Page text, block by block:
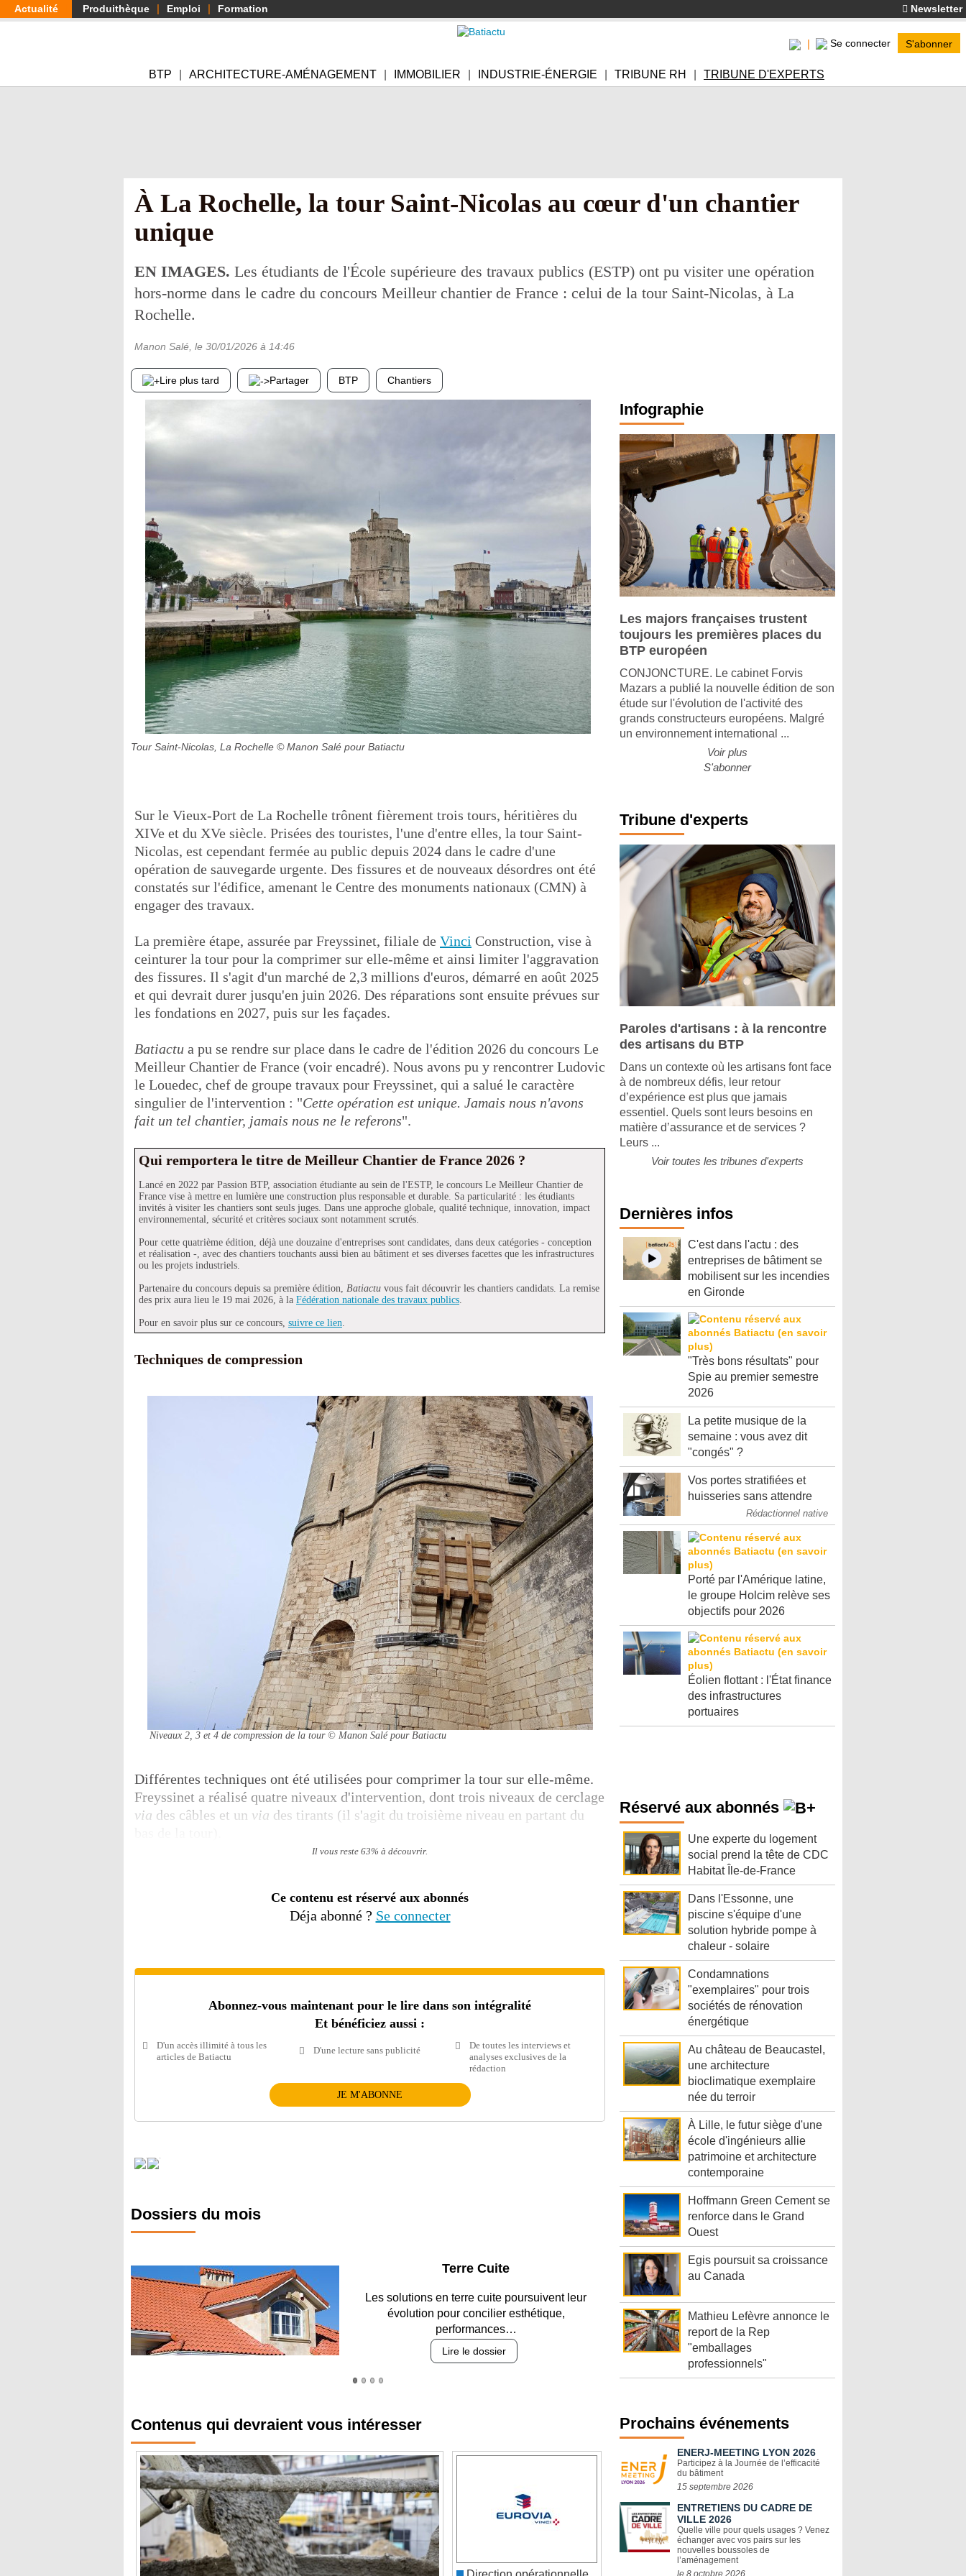
Aller
au
Actualité Produithèque Emploi Formation Newsletter
Se connecter S'abonner
BTP ARCHITECTURE-AMÉNAGEMENT IMMOBILIER INDUSTRIE-ÉNERGIE TRIBUNE RH TRIBUNE D'EXPERTS
À La Rochelle, la tour Saint-Nicolas au cœur d'un chantier
unique
EN IMAGES. Les étudiants de l'École supérieure des travaux publics (ESTP) ont pu visiter une opération
hors-norme dans le cadre du concours Meilleur chantier de France : celui de la tour Saint-Nicolas, à La
Rochelle.
Manon Salé , le 30/01/2026 à 14:46
Lire plus tard Partager BTP Chantiers
Tour Saint-Nicolas, La Rochelle © Manon Salé pour Batiactu
Sur le Vieux-Port de La Rochelle trônent fièrement trois tours, héritières du
XIVe et du XVe siècle. Prisées des touristes, l'une d'entre elles, la tour Saint-
Nicolas, est cependant fermée au public depuis 2024 dans le cadre d'une
opération de sauvegarde urgente. Des fissures et de nouveaux désordres ont été
constatés sur l'édifice, amenant le Centre des monuments nationaux (CMN) à
engager des travaux.
La première étape, assurée par Freyssinet, filiale de Vinci Construction, vise à
ceinturer la tour pour la comprimer sur elle-même et ainsi limiter l'aggravation
des fissures. Il s'agit d'un marché de 2,3 millions d'euros, démarré en août 2025
et qui devrait durer jusqu'en juin 2026. Des réparations sont ensuite prévues sur
les fondations en 2027, puis sur les façades.
Batiactu a pu se rendre sur place dans le cadre de l'édition 2026 du concours Le
Meilleur Chantier de France (voir encadré). Nous avons pu y rencontrer Ludovic
le Louedec, chef de groupe travaux pour Freyssinet, qui a salué le caractère
singulier de l'intervention : "Cette opération est unique. Jamais nous n'avons
fait un tel chantier, jamais nous ne le referons".
Qui remportera le titre de Meilleur Chantier de France 2026 ?
Lancé en 2022 par Passion BTP, association étudiante au sein de l'ESTP, le concours Le Meilleur Chantier de
France vise à mettre en lumière une construction plus responsable et durable. Sa particularité : les étudiants
invités à visiter les chantiers sont seuls juges. Dans une approche globale, qualité technique, innovation, impact
environnemental, sécurité et critères sociaux sont notamment scrutés.
Pour cette quatrième édition, déjà une douzaine d'entreprises sont candidates, dans deux catégories - conception
et réalisation -, avec des chantiers touchants aussi bien au bâtiment et ses diverses facettes que les infrastructures
ou les projets industriels.
Partenaire du concours depuis sa première édition, Batiactu vous fait découvrir les chantiers candidats. La remise
des prix aura lieu le 19 mai 2026, à la Fédération nationale des travaux publics.
Pour en savoir plus sur ce concours, suivre ce lien.
Techniques de compression
Niveaux 2, 3 et 4 de compression de la tour © Manon Salé pour Batiactu
Différentes techniques ont été utilisées pour comprimer la tour sur elle-même.
Freyssinet a réalisé quatre niveaux d'intervention, dont trois niveaux de cerclage
via des câbles et un via des tirants (il s'agit du troisième niveau en partant du
Il vous reste 63% à découvrir.
Ce contenu est réservé aux abonnés
Déja abonné ? Se connecter
Abonnez-vous maintenant pour le lire dans son intégralité
Et bénéficiez aussi :
D'un accès illimité à tous les
articles de Batiactu
D'une lecture sans publicité
De toutes les interviews et
analyses exclusives de la
rédaction
JE M'ABONNE
Dossiers du mois
Parking et garages
Entre circulation, sécurisation des accès, durabilité
des revêtements et intégration…
Lire le dossier
Infographie
Les majors françaises trustent
toujours les premières places du
BTP européen
CONJONCTURE. Le cabinet Forvis
Mazars a publié la nouvelle édition de son
étude sur l'évolution de l'activité des
grands constructeurs européens. Malgré
un environnement international ...
Voir plus
S'abonner
Tribune d'experts
Paroles d'artisans : à la rencontre
des artisans du BTP
Dans un contexte où les artisans font face
à de nombreux défis, leur retour
d’expérience est plus que jamais
essentiel. Quels sont leurs besoins en
matière d’assurance et de services ?
Leurs ...
Voir toutes les tribunes d'experts
Dernières infos
C'est dans l'actu : des
entreprises de bâtiment se
mobilisent sur les incendies
en Gironde
"Très bons résultats" pour
Spie au premier semestre
2026
La petite musique de la
semaine : vous avez dit
"congés" ?
Vos portes stratifiées et
huisseries sans attendre
Rédactionnel native
Porté par l'Amérique latine,
le groupe Holcim relève ses
objectifs pour 2026
Éolien flottant : l'État finance
des infrastructures
portuaires
Réservé aux abonnés
Une experte du logement
social prend la tête de CDC
Habitat Île-de-France
Dans l'Essonne, une
piscine s'équipe d'une
solution hybride pompe à
chaleur - solaire
Condamnations
"exemplaires" pour trois
sociétés de rénovation
énergétique
Au château de Beaucastel,
une architecture
bioclimatique exemplaire
née du terroir
À Lille, le futur siège d'une
école d'ingénieurs allie
patrimoine et architecture
contemporaine
Hoffmann Green Cement se
renforce dans le Grand
Ouest
Egis poursuit sa croissance
au Canada
Mathieu Lefèvre annonce le
report de la Rep
"emballages
professionnels"
Prochains événements
ENERJ-MEETING LYON 2026
Participez à la Journée de l’efficacité
du bâtiment
15 septembre 2026
ENTRETIENS DU CADRE DE
VILLE 2026
Quelle ville pour quels usages ? Venez
échanger avec vos pairs sur les
nouvelles boussoles de
l’aménagement
le 8 octobre 2026